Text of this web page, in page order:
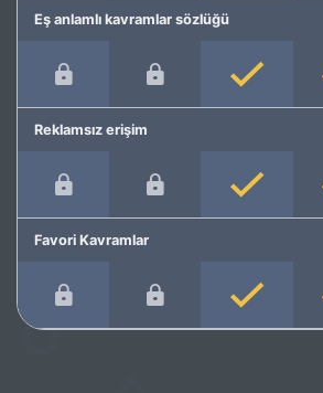
Eş anlamlı kavramlar sözlüğü
Reklamsız erişim
Favori Kavramlar